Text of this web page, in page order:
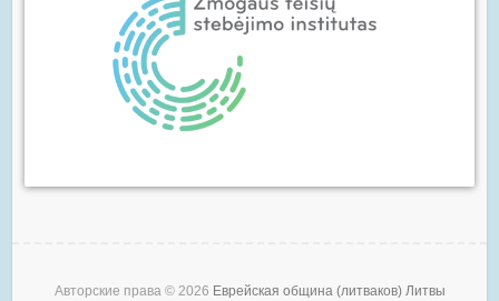
Авторские права © 2026 Еврейская община (литваков) Литвы